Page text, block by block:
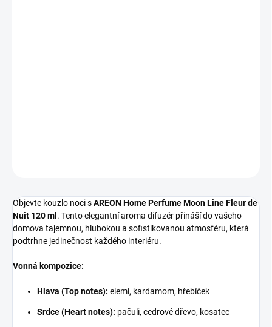
Objevte kouzlo noci sAREON Home Perfume Moon Line Fleur de
Nuit 120 ml . Tento elegantní aroma difuzér přináší do vašeho
domova tajemnou, hlubokou a sofistikovanou atmosféru, která
podtrhne jedinečnost každého interiéru.
Vonná kompozice:
Hlava (Top notes): elemi, kardamom, hřebíček
Srdce (Heart notes): pačuli, cedrové dřevo, kosatec